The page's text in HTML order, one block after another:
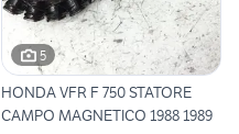
5
HONDA VFR F 750 STATORE
CAMPO MAGNETICO 1988 1989